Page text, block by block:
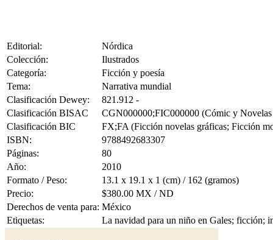
Editorial:
Nórdica
Colección:
Ilustrados
Categoría:
Ficción y poesía
Tema:
Narrativa mundial
Clasificación Dewey:
821.912 -
Clasificación BISAC
CGN000000;FIC000000 (Cómic y
Clasificación BIC
FX;FA (Ficción novelas gráficas; Ficción
ISBN:
9788492683307
Páginas:
80
Año:
2010
Formato / Peso:
13.1 x 19.1 x 1 (cm) / 162 (gramos)
Precio:
$380.00 MX / ND
Derechos de venta para: México
Etiquetas:
La navidad para un niño en Gales; ficción;